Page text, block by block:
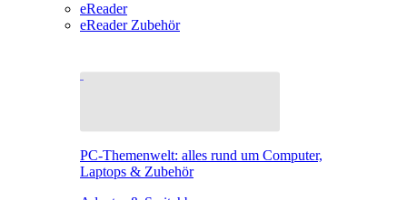
eReader
eReader Zubehör
PC-Themenwelt: alles rund um Computer,
Laptops & Zubehör